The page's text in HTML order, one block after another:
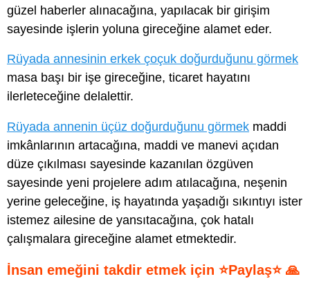
güzel haberler alınacağına, yapılacak bir girişim
sayesinde işlerin yoluna gireceğine alamet eder.
Rüyada annesinin erkek çoçuk doğurduğunu görmek
masa başı bir işe gireceğine, ticaret hayatını
ilerleteceğine delalettir.
Rüyada annenin üçüz doğurduğunu görmek maddi
imkânlarının artacağına, maddi ve manevi açıdan
düze çıkılması sayesinde kazanılan özgüven
sayesinde yeni projelere adım atılacağına, neşenin
yerine geleceğine, iş hayatında yaşadığı sıkıntıyı ister
istemez ailesine de yansıtacağına, çok hatalı
çalışmalara gireceğine alamet etmektedir.
İnsan emeğini takdir etmek için ⭐Paylaş⭐ 🙏